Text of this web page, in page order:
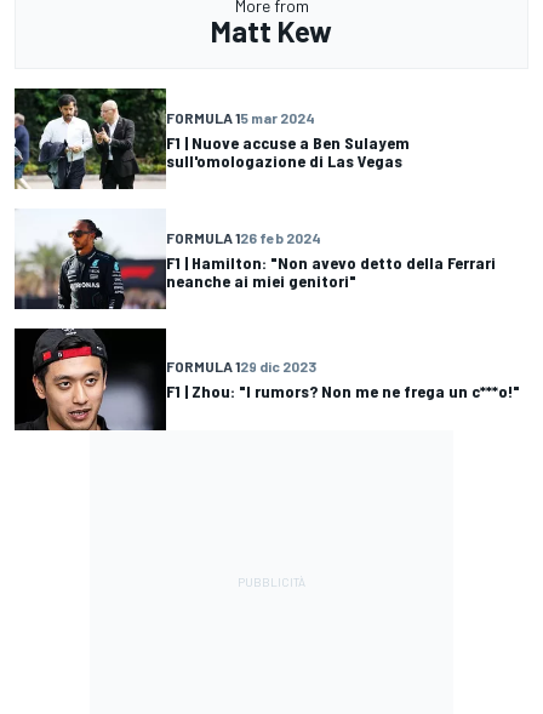
More from
Matt Kew
FORMULA 15 mar 2024
F1 | Nuove accuse a Ben Sulayem
sull'omologazione di Las Vegas
FORMULA 126 feb 2024
F1 | Hamilton: "Non avevo detto della Ferrari
neanche ai miei genitori"
FORMULA 129 dic 2023
F1 | Zhou: "I rumors? Non me ne frega un c***o!"